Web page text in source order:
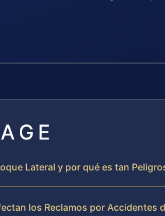
Lateral y por qué es tan
los Reclamos por Accidentes